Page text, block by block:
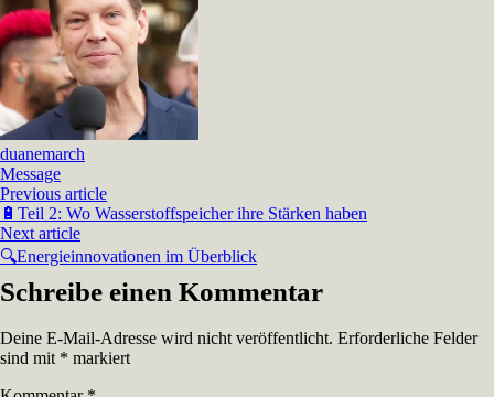
duanemarch
Message
Previous article
🔋Teil 2: Wo Wasserstoffspeicher ihre Stärken haben
Next article
🔍Energieinnovationen im Überblick
Schreibe einen Kommentar
Deine E-Mail-Adresse wird nicht veröffentlicht. Erforderliche Felder
sind mit * markiert